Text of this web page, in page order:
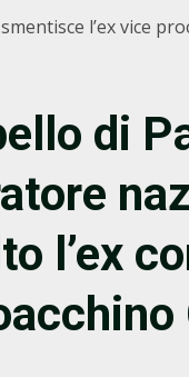
l’ex vice
di
l’ex